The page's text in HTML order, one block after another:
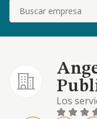
Buscar
Los
publicas